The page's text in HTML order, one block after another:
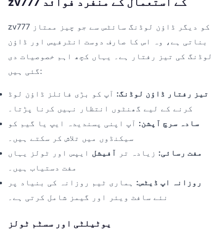
zv777 کو دیگر ڈاؤن لوڈنگ سائٹس سے جو چیز ممتاز
بناتی ہے، وہ اس کا صارف دوست انٹرفیس اور ڈاؤن
لوڈنگ کی تیز رفتار ہے۔ یہاں کچھ اہم خصوصیات دی
گئی ہیں:
تیز رفتار ڈاؤن لوڈنگ: آپ کو بڑی فائلز ڈاؤن لوڈ
کرنے کے لیے گھنٹوں انتظار نہیں کرنا پڑتا۔
سادہ سرچ آپشن: آپ اپنی پسندیدہ ایپ یا گیم کو
سیکنڈوں میں تلاش کر سکتے ہیں۔
مفت رسائی: زیادہ تر آفیشل ایپس اور ٹولز یہاں
مفت دستیاب ہیں۔
روزانہ اپ ڈیٹس: ہماری ٹیم روزانہ کی بنیاد پر
نئے سافٹ ویئر اور گیمز شامل کرتی ہے۔
یوٹیلٹی اور سسٹم ٹولز